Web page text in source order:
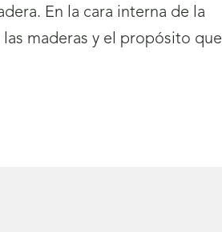
En la cara interna de la
maderas y el propósito que